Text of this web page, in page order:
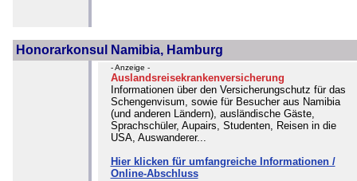
Honorarkonsul Namibia, Hamburg
- Anzeige -
Auslandsreisekrankenversicherung
Informationen über den Versicherungschutz für das
Schengenvisum, sowie für Besucher aus Namibia
(und anderen Ländern), ausländische Gäste,
Sprachschüler, Aupairs, Studenten, Reisen in die
USA, Auswanderer...
Hier klicken für umfangreiche Informationen /
Online-Abschluss